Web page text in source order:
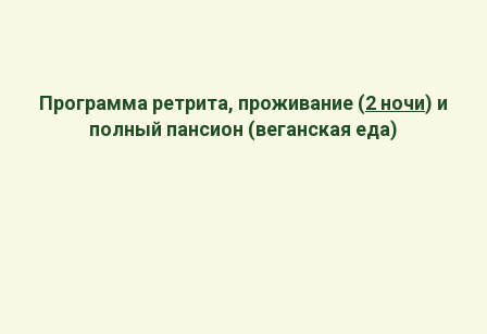
Программа ретрита, проживание (2 ночи) и
полный пансион (веганская еда)